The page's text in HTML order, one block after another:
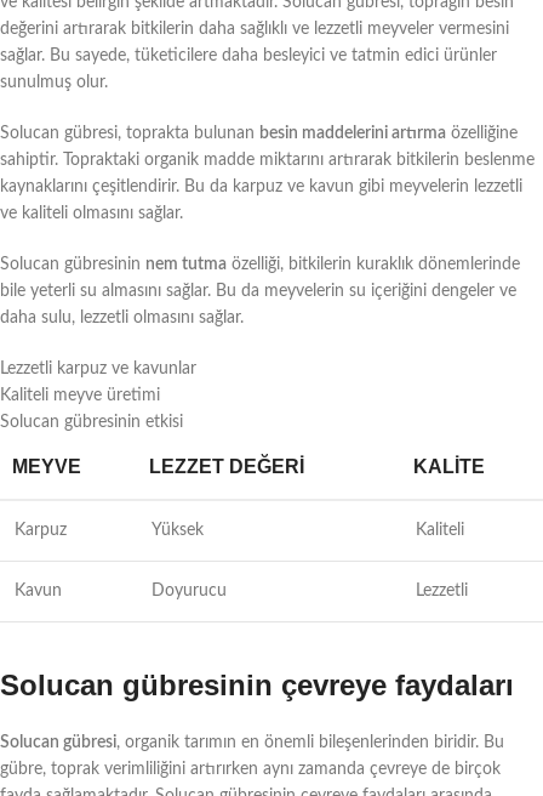
değerini artırarak bitkilerin daha sağlıklı ve lezzetli meyveler vermesini
sağlar. Bu sayede, tüketicilere daha besleyici ve tatmin edici ürünler
sunulmuş olur.
Solucan gübresi, toprakta bulunan besin maddelerini artırma özelliğine
sahiptir. Topraktaki organik madde miktarını artırarak bitkilerin beslenme
kaynaklarını çeşitlendirir. Bu da karpuz ve kavun gibi meyvelerin lezzetli
ve kaliteli olmasını sağlar.
Solucan gübresinin nem tutma özelliği, bitkilerin kuraklık dönemlerinde
bile yeterli su almasını sağlar. Bu da meyvelerin su içeriğini dengeler ve
daha sulu, lezzetli olmasını sağlar.
Lezzetli karpuz ve kavunlar
Kaliteli meyve üretimi
Solucan gübresinin etkisi
MEYVE LEZZET DEĞERI KALITE
Karpuz Yüksek Kaliteli
Kavun Doyurucu Lezzetli
Solucan gübresinin çevreye faydaları
Solucan gübresi, organik tarımın en önemli bileşenlerinden biridir. Bu
gübre, toprak verimliliğini artırırken aynı zamanda çevreye de birçok